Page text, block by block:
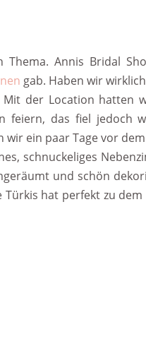
Annis Bridal
gab. Haben wir
der Location hatten
das fiel jedoch
wir ein paar Tage vor
schnuckeliges
und schön
hat perfekt zu